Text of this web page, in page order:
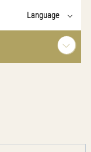
Language